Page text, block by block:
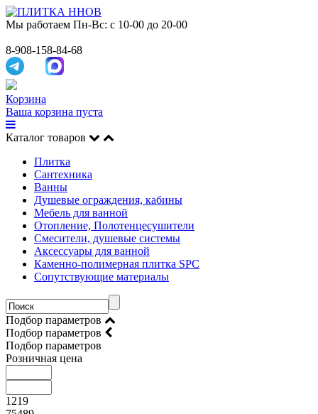
Мы работаем Пн-Вс: с 10-00 до 20-00
8-908-158-84-68
Корзина
Ваша корзина пуста
Каталог товаров
Плитка
Сантехника
Ванны
Душевые ограждения, кабины
Мебель для ванной
Отопление, Полотенцесушители
Смесители, душевые системы
Аксессуары для ванной
Каменно-полимерная плитка SPC
Сопутствующие материалы
Подбор параметров
Подбор параметров
Подбор параметров
Розничная цена
1219